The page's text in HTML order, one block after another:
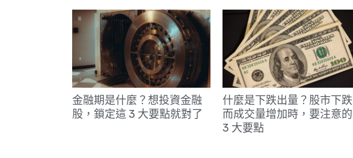
金融期是什麼？想投資金融
股，鎖定這 3 大要點就對了
什麼是下跌出量？股市下跌
而成交量增加時，要注意的
3 大要點